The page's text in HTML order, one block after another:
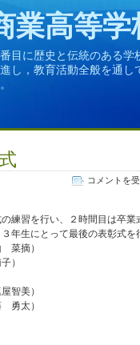
業高等学
目に歴史と伝統のある
し，教育活動全般を通し
３
卒
業
コメントを
練習を行い、２時間目は卒業
年生にとって最後の表彰式を
菜摘）
）
智美）
勇太）